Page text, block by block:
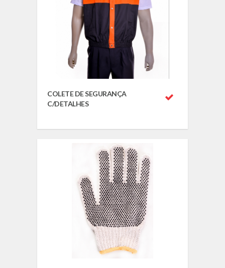
COLETE DE SEGURANÇA
C/DETALHES